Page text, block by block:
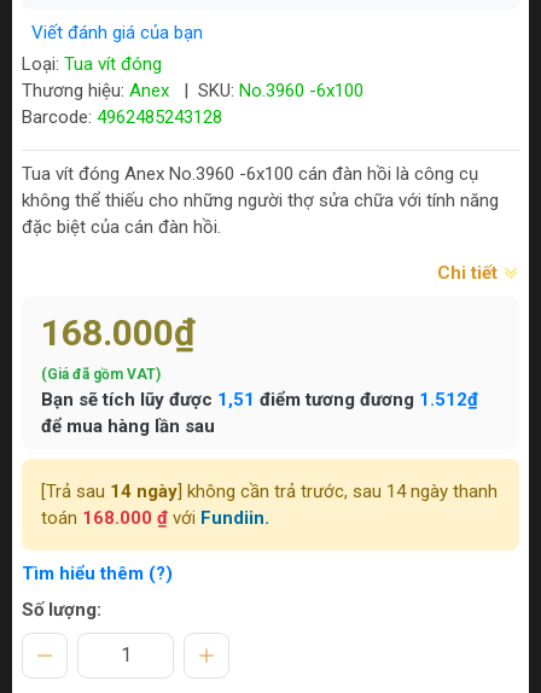
Viết đánh giá của bạn
Loại: Tua vít đóng
Thương hiệu: Anex SKU: No.3960 -6x100
Barcode: 4962485243128
Tua vít đóng Anex No.3960 -6x100 cán đàn hồi là công cụ
không thể thiếu cho những người thợ sửa chữa với tính năng
đặc biệt của cán đàn hồi.
Chi tiết
168.000₫
(Giá đã gồm VAT)
Bạn sẽ tích lũy được 1,51 điểm tương đương 1.512₫
để mua hàng lần sau
[Trả sau 14 ngày ] không cần trả trước, sau 14 ngày thanh
toán 168.000 ₫ với Fundiin.
Tìm hiểu thêm (?)
Số lượng: